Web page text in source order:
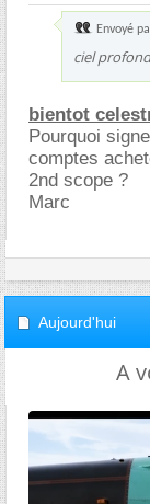
Envoyé
ciel
bientot
Pourquoi
comptes
2nd scope ?
Marc
Aujourd'hui
A